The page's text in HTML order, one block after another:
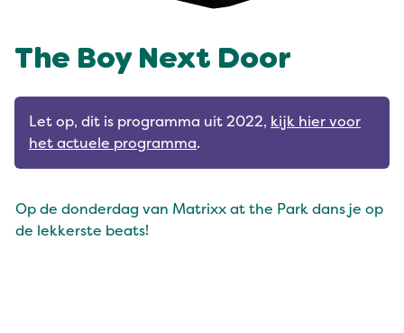
The Boy Next Door
Let op, dit is programma uit 2022, kijk hier voor
het actuele programma.
Op de donderdag van Matrixx at the Park dans je op
de lekkerste beats!